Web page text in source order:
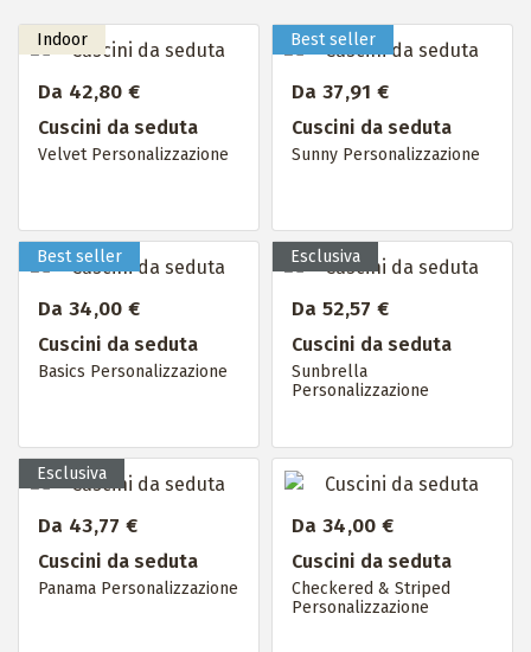
Da 42,80 €
Cuscini da seduta
Velvet Personalizzazione
Da 37,91 €
Cuscini da seduta
Sunny Personalizzazione
Da 34,00 €
Cuscini da seduta
Basics Personalizzazione
Da 52,57 €
Cuscini da seduta
Sunbrella
Personalizzazione
Da 43,77 €
Cuscini da seduta
Panama Personalizzazione
Da 34,00 €
Cuscini da seduta
Checkered & Striped
Personalizzazione